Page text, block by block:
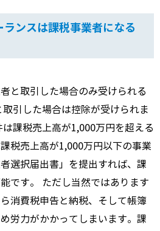
ンスは課税事業者になる
と取引した場合のみ受けられる
引した場合は控除が受けられま
課税売上高が1,000万円を超える
税売上高が1,000万円以下の事業
選択届出書」を提出すれば、課
です。 ただし当然ではあります
消費税申告と納税、そして帳簿
労力がかかってしまいます。課